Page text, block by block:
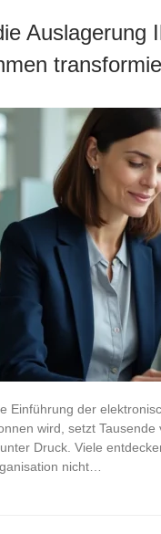
Auslagerung
Einführung der
wird, setzt
Druck. Viele
nicht…